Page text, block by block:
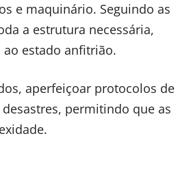
e maquinário. Seguindo as
a estrutura necessária,
estado anfitrião.
aperfeiçoar protocolos de
permitindo que as